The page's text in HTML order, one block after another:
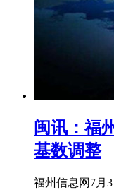
闽讯：福
基数调整
福州信息网7月